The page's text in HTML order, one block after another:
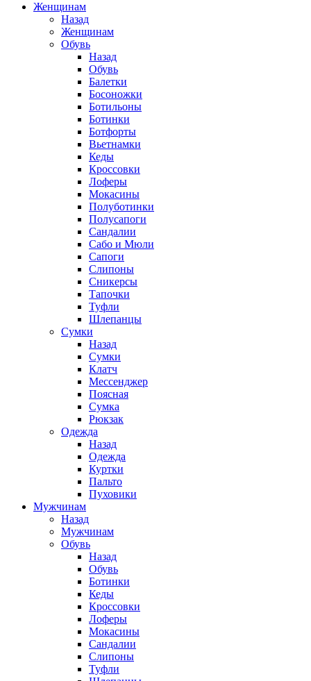
Женщинам
Назад
Женщинам
Обувь
Назад
Обувь
Балетки
Босоножки
Ботильоны
Ботинки
Ботфорты
Вьетнамки
Кеды
Кроссовки
Лоферы
Мокасины
Полуботинки
Полусапоги
Сандалии
Сабо и Мюли
Сапоги
Слипоны
Сникерсы
Тапочки
Туфли
Шлепанцы
Cумки
Назад
Cумки
Клатч
Мессенджер
Поясная
Сумка
Рюкзак
Одежда
Назад
Одежда
Куртки
Пальто
Пуховики
Мужчинам
Назад
Мужчинам
Обувь
Назад
Обувь
Ботинки
Кеды
Кроссовки
Лоферы
Мокасины
Сандалии
Слипоны
Туфли